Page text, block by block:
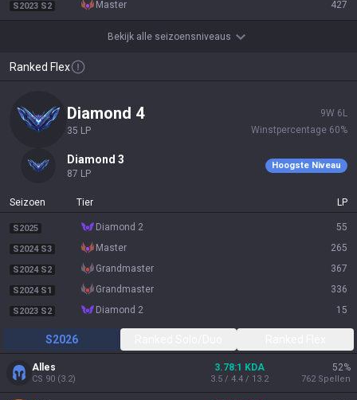
S2023 S2 master 427
Bekijk alle seizoensniveaus
Ranked Flex
diamond 4
35 LP
9W 6 L
Winstpercentage 60%
diamond 3
87 LP
Hoogste Niveau
Seizoen Tier LP
S2025 diamond 2 55
S2024 S3 master 265
S2024 S2 grandmaster 367
S2024 S1 grandmaster 336
S2023 S2 diamond 2 15
S2026
Alles
CS 90 (3.2)
3.78:1 KDA
3.5 / 4.4 / 13.2
52%
762 Spellen